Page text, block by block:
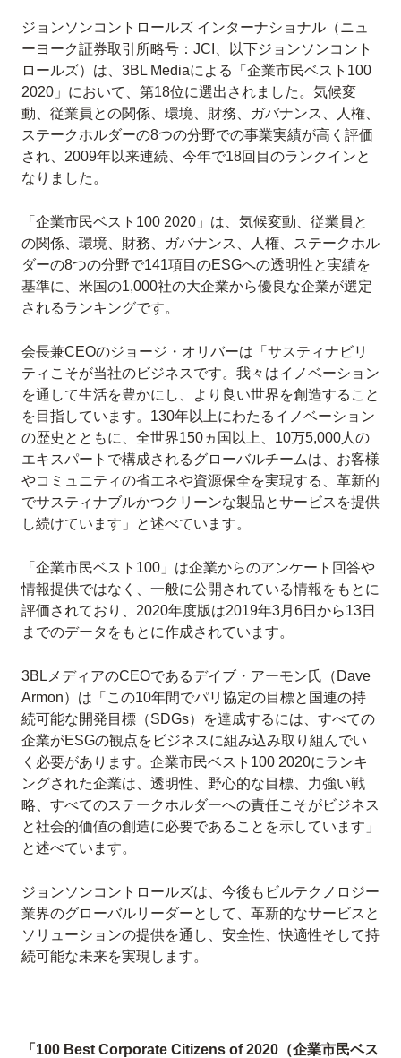
ジョンソンコントロールズ インターナショナル（ニュ
ーヨーク証券取引所略号：JCI、以下ジョンソンコント
ロールズ）は、3BL Mediaによる「企業市民ベスト100
2020」において、第18位に選出されました。気候変
動、従業員との関係、環境、財務、ガバナンス、人権、
ステークホルダーの8つの分野での事業実績が高く評価
され、2009年以来連続、今年で18回目のランクインと
なりました。
「企業市民ベスト100 2020」は、気候変動、従業員と
の関係、環境、財務、ガバナンス、人権、ステークホル
ダーの8つの分野で141項目のESGへの透明性と実績を
基準に、米国の1,000社の大企業から優良な企業が選定
されるランキングです。
会長兼CEOのジョージ・オリバーは「サスティナビリ
ティこそが当社のビジネスです。我々はイノベーション
を通して生活を豊かにし、より良い世界を創造すること
を目指しています。130年以上にわたるイノベーション
の歴史とともに、全世界150ヵ国以上、10万5,000人の
エキスパートで構成されるグローバルチームは、お客様
やコミュニティの省エネや資源保全を実現する、革新的
でサスティナブルかつクリーンな製品とサービスを提供
し続けています」と述べています。
「企業市民ベスト100」は企業からのアンケート回答や
情報提供ではなく、一般に公開されている情報をもとに
評価されており、2020年度版は2019年3月6日から13日
までのデータをもとに作成されています。
3BLメディアのCEOであるデイブ・アーモン氏（Dave
Armon）は「この10年間でパリ協定の目標と国連の持
続可能な開発目標（SDGs）を達成するには、すべての
企業がESGの観点をビジネスに組み込み取り組んでい
く必要があります。企業市民ベスト100 2020にランキ
ングされた企業は、透明性、野心的な目標、力強い戦
略、すべてのステークホルダーへの責任こそがビジネス
と社会的価値の創造に必要であることを示しています」
と述べています。
ジョンソンコントロールズは、今後もビルテクノロジー
業界のグローバルリーダーとして、革新的なサービスと
ソリューションの提供を通し、安全性、快適性そして持
続可能な未来を実現します。
「100 Best Corporate Citizens of 2020（企業市民ベス